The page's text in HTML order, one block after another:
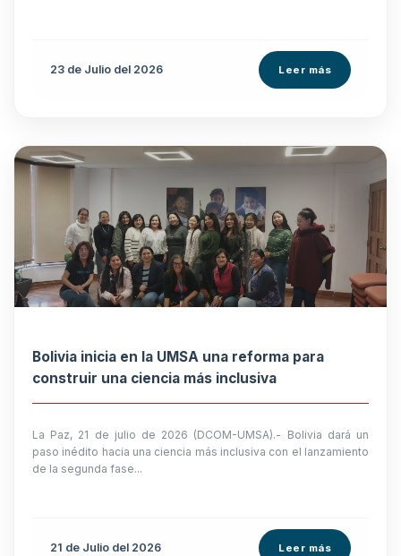
23 de Julio del 2026 Leer más
Bolivia inicia en la UMSA una reforma para
construir una ciencia más inclusiva
La Paz, 21 de julio de 2026 (DCOM-UMSA).- Bolivia dará un
paso inédito hacia una ciencia más inclusiva con el lanzamiento
de la segunda fase...
21 de Julio del 2026 Leer más